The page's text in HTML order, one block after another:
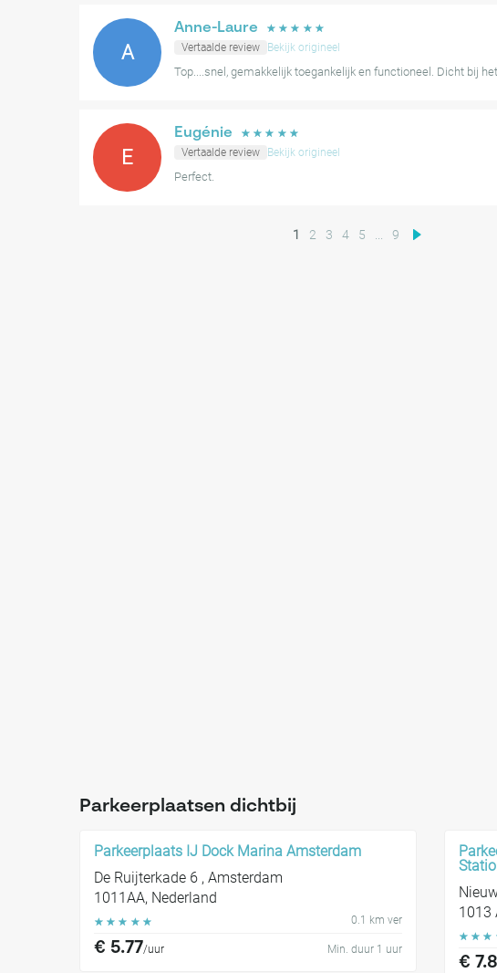
A
Anne-Laure ☆ ☆ ☆ ☆ ☆
Vertaalde review
Bekijk origineel
Top....snel, gemakkelijk toegankelijk en functioneel. Dicht bij
E
Eugénie ☆ ☆ ☆ ☆ ☆
Vertaalde review
Bekijk origineel
Perfect.
1 2 3 4 5 9
Parkeerplaatsen dichtbij
Parkeerplaats IJ Dock Marina Amsterdam
De Ruijterkade 6 , Amsterdam
1011AA, Nederland
☆ ☆ ☆ ☆ ☆ 0.1 km ver
€ 5.77/uur Min. duur 1 uur
1013
☆ ☆ ☆
€